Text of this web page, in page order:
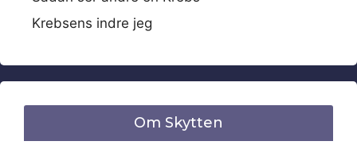
Krebsens indre jeg
Om Skytten